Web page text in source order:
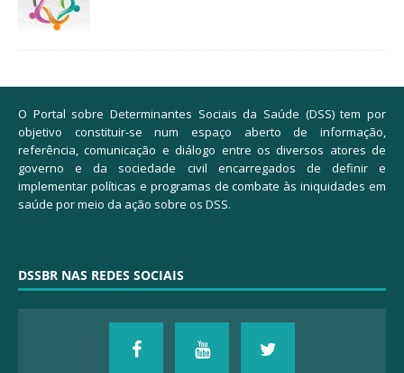
O Portal sobre Determinantes Sociais da Saúde (DSS) tem por
objetivo constituir-se num espaço aberto de informação,
referência, comunicação e diálogo entre os diversos atores de
governo e da sociedade civil encarregados de definir e
implementar políticas e programas de combate às iniquidades em
saúde por meio da ação sobre os DSS.
DSSBR NAS REDES SOCIAIS